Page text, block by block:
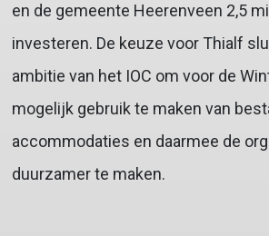
en de gemeente Heerenveen 2,5
investeren. De keuze voor Thialf
ambitie van het IOC om voor de
mogelijk gebruik te maken van
accommodaties en daarmee de
duurzamer te maken.